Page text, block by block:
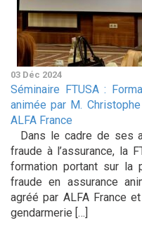
03 Déc 2024
Séminaire FTUSA :
animée par M.
ALFA France
Dans le cadre de ses
fraude à l’assurance, la
formation portant sur la
fraude en assurance
agréé par ALFA France
gendarmerie […]